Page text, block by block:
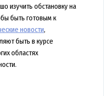
изучить обстановку на
быть готовым к
новости,
быть в курсе
областях